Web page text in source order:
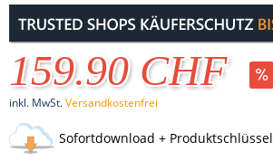
159.90 CHF
inkl. MwSt.Versandkostenfrei
Sofortdownload + Produktschlüssel